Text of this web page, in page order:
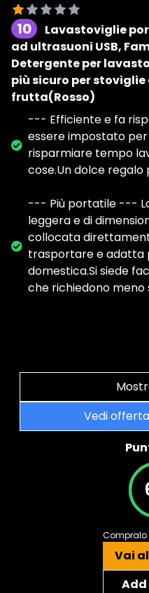
10
Lavastoviglie
ad ultrasuoni USB,
Detergente per
più sicuro per
frutta(Rosso)
--- Efficiente e fa
essere impostato
risparmiare tempo
cose.Un dolce regalo
--- Più portatile ---
leggera e di
collocata
trasportare e adatta
domestica.Si siede
che richiedono meno
Vedi
Compralo
Vai